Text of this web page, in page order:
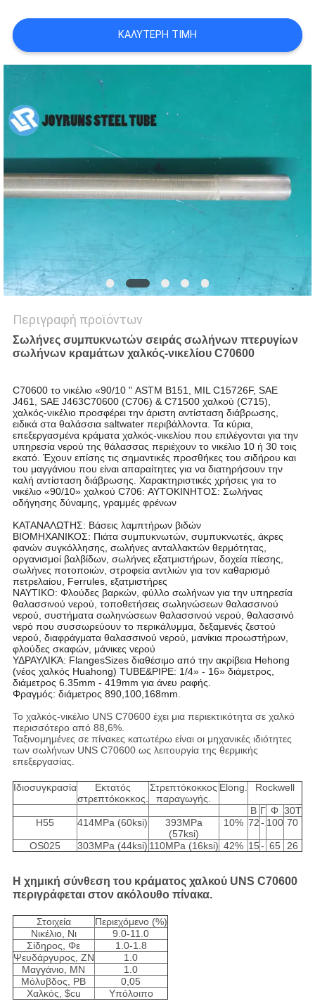
SITEMAP
ΠΟΛΙΤΙΚΉ
ΜΥΣΤΙΚΌΤΗΤΑΣ
ΚΑΛΎΤΕΡΗ ΤΙΜΉ
Περιγραφή προϊόντων
Σωλήνες συμπυκνωτών σειράς σωλήνων πτερυγίων
σωλήνων κραμάτων χαλκός-νικελίου C70600
C70600 το νικέλιο «90/10 " ASTM B151, MIL C15726F, SAE
J461, SAE J463C70600 (C706) & C71500 χαλκού (C715),
χαλκός-νικέλιο προσφέρει την άριστη αντίσταση διάβρωσης,
ειδικά στα θαλάσσια saltwater περιβάλλοντα. Τα κύρια,
επεξεργασμένα κράματα χαλκός-νικελίου που επιλέγονται για την
υπηρεσία νερού της θάλασσας περιέχουν το νικέλιο 10 ή 30 τοις
εκατό. Έχουν επίσης τις σημαντικές προσθήκες του σιδήρου και
του μαγγάνιου που είναι απαραίτητες για να διατηρήσουν την
καλή αντίσταση διάβρωσης. Χαρακτηριστικές χρήσεις για το
νικέλιο «90/10» χαλκού C706: ΑΥΤΟΚΙΝΗΤΟΣ: Σωλήνας
οδήγησης δύναμης, γραμμές φρένων
ΚΑΤΑΝΑΛΩΤΗΣ: Βάσεις λαμπτήρων βιδών
ΒΙΟΜΗΧΑΝΙΚΟΣ: Πιάτα συμπυκνωτών, συμπυκνωτές, άκρες
φανών συγκόλλησης, σωλήνες ανταλλακτών θερμότητας,
οργανισμοί βαλβίδων, σωλήνες εξατμιστήρων, δοχεία πίεσης,
σωλήνες ποτοποιών, στροφεία αντλιών για τον καθαρισμό
πετρελαίου, Ferrules, εξατμιστήρες
ΝΑΥΤΙΚΟ: Φλούδες βαρκών, φύλλο σωλήνων για την υπηρεσία
θαλασσινού νερού, τοποθετήσεις σωληνώσεων θαλασσινού
νερού, συστήματα σωληνώσεων θαλασσινού νερού, θαλασσινό
νερό που συσσωρεύουν το περικάλυμμα, δεξαμενές ζεστού
νερού, διαφράγματα θαλασσινού νερού, μανίκια προωστήρων,
φλούδες σκαφών, μάνικες νερού
ΥΔΡΑΥΛΙΚΆ: FlangesSizes διαθέσιμο από την ακρίβεια Hehong
(νέος χαλκός Huahong) TUBE&PIPE: 1/4» - 16» διάμετρος,
διάμετρος 6.35mm - 419mm για άνευ ραφής.
Φραγμός: διάμετρος 890,100,168mm.
Το χαλκός-νικέλιο UNS C70600 έχει μια περιεκτικότητα σε χαλκό
περισσότερο από 88,6%.
Ταξινομημένες σε πίνακες κατωτέρω είναι οι μηχανικές ιδιότητες
των σωλήνων UNS C70600 ως λειτουργία της θερμικής
επεξεργασίας.
Ιδιοσυγκρασία
Εκτατός
στρεπτόκοκκος.
Στρεπτόκοκκος
παραγωγής.
Elong. Rockwell
Β Γ Φ 30T
H55
414MPa (60ksi)
393MPa
(57ksi)
10% 72 - 100 70
OS025 303MPa (44ksi) 110MPa (16ksi) 42% 15 - 65 26
Η χημική σύνθεση του κράματος χαλκού UNS C70600
περιγράφεται στον ακόλουθο πίνακα.
Στοιχεία
Περιεχόμενο (%)
Νικέλιο, Νι
9.0-11.0
Σίδηρος, Φε
1.0-1.8
Ψευδάργυρος, ZN
1.0
Μαγγάνιο, ΜΝ
1.0
Μόλυβδος, PB
0,05
Χαλκός, $cu
Υπόλοιπο